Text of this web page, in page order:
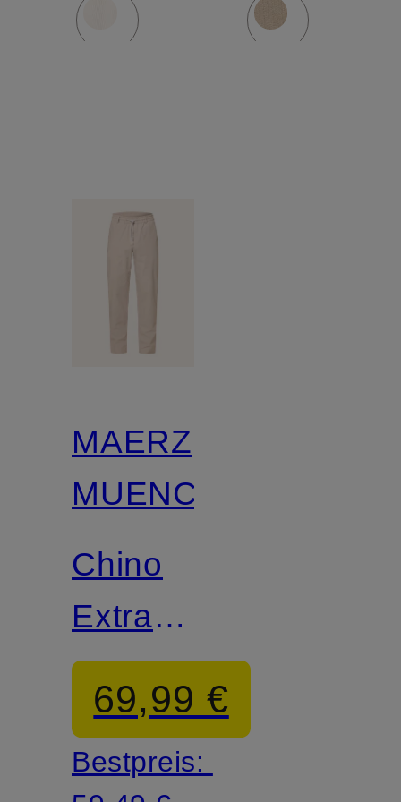
MAERZ
MUENCHEN
Chino
Extra
Slim Fit
69,99 €
Bestpreis: